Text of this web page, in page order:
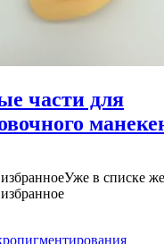
части для
Уже в списке